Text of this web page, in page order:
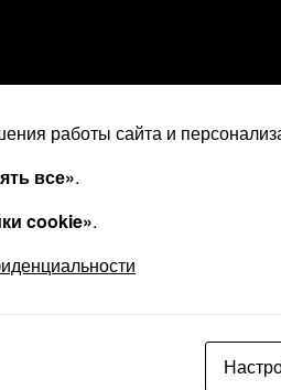
ваши колонки являются
которые нужно
сложное устройство, но с
используются различные
работы сайта и
все».
cookie».